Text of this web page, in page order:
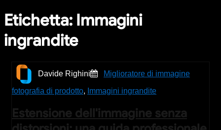
Etichetta: Immagini
ingrandite
Davide Righini Miglioratore di immagine
fotografia di prodotto, Immagini ingrandite
Estensione dell'immagine senza